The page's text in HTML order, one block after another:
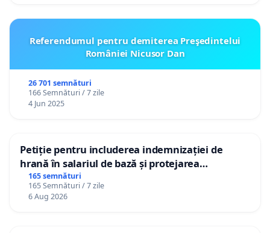
Referendumul pentru demiterea Preşedintelui
României Nicusor Dan
26 701 semnături
166 Semnături / 7 zile
4 Jun 2025
Petiție pentru includerea indemnizației de
hrană în salariul de bază și protejarea
gradațiilor de vechime pentru asistenții
personali
165 semnături
165 Semnături / 7 zile
6 Aug 2026